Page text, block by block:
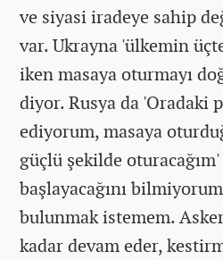
ve siyasi iradeye sahip
var. Ukrayna 'ülkemin
iken masaya oturmayı
diyor. Rusya da 'Oradaki
ediyorum, masaya
güçlü şekilde
başlayacağını
bulunmak istemem.
kadar devam eder,